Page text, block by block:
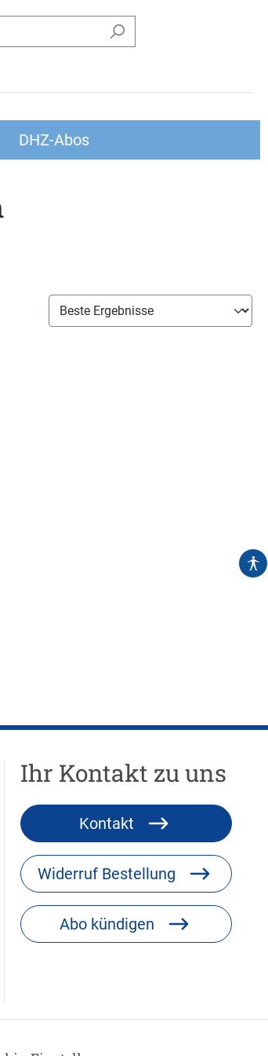
DHZ-Abos
Ihr Kontakt zu uns
Kontakt
Widerruf Bestellung
Abo kündigen